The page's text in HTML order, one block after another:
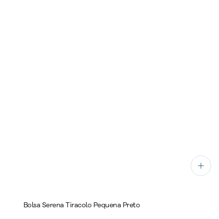
Bolsa Serena Tiracolo Pequena Preto